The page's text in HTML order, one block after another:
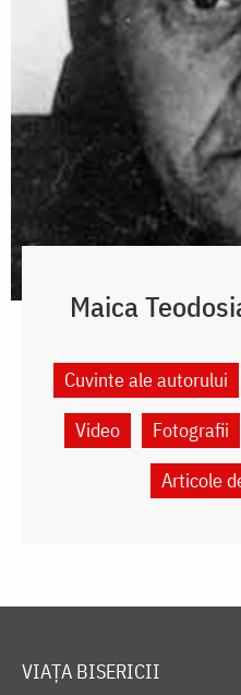
Maica
Cuvinte ale autorului
Video
Fotografii
Articole
VIAȚA BISERICII